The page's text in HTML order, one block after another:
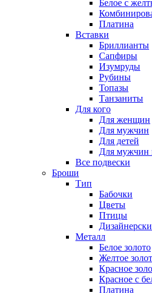
Белое с
Платина
Вставки
Бриллианты
Сапфиры
Изумруды
Рубины
Топазы
Танзаниты
Для кого
Для женщин
Для мужчин
Для детей
Для
Все подвески
Броши
Тип
Бабочки
Цветы
Птицы
Металл
Белое золото
Желтое
Красное
Красное с
Платина